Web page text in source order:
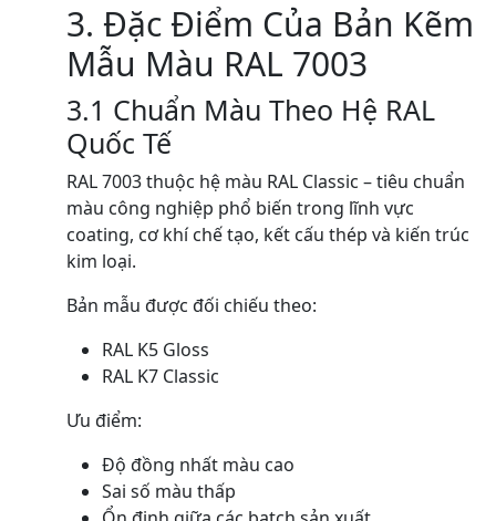
3. Đặc Điểm Của Bản Kẽm
Mẫu Màu RAL 7003
3.1 Chuẩn Màu Theo Hệ RAL
Quốc Tế
RAL 7003 thuộc hệ màu RAL Classic – tiêu chuẩn
màu công nghiệp phổ biến trong lĩnh vực
coating, cơ khí chế tạo, kết cấu thép và kiến trúc
kim loại.
Bản mẫu được đối chiếu theo:
RAL K5 Gloss
RAL K7 Classic
Ưu điểm:
Độ đồng nhất màu cao
Sai số màu thấp